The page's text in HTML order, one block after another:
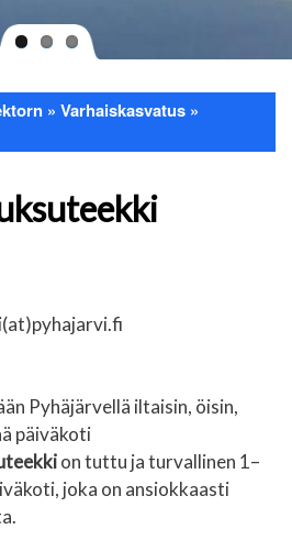
Varhaiskasvatus
Pyhäjärvellä iltaisin, öisin,
päiväkoti
on tuttu ja turvallinen 1–
joka on ansiokkaasti